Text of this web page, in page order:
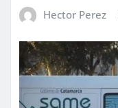
Hector Perez